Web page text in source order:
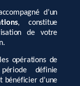
d’un
, constitue
de votre
opérations de
définie
bénéficier d’une